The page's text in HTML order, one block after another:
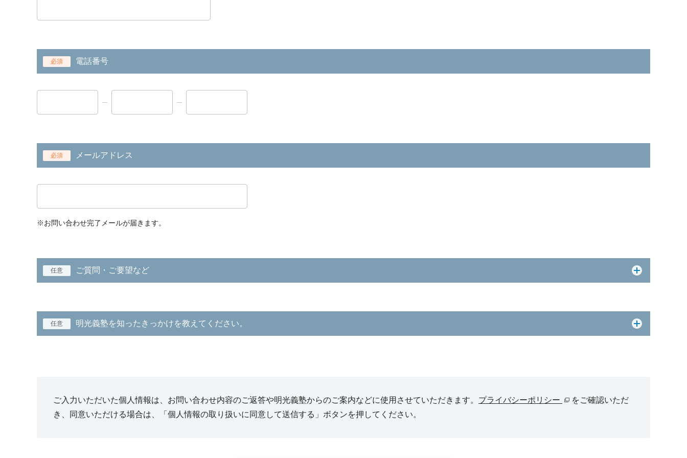
必須 電話番号
必須 メールアドレス
※お問い合わせ完了メールが届きます。
任意 ご質問・ご要望など
任意 明光義塾を知ったきっかけを教えてください。
ご入力いただいた個人情報は、お問い合わせ内容のご返答や明光義塾からのご案内などに使用させていただきます。 プライバシーポリシー
をご確認いただ
き、同意いただける場合は、「個人情報の取り扱いに同意して送信する」ボタンを押してください。